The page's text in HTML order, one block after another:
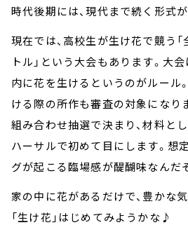
時代後期には、現代まで続く形式
現在では、高校生が生け花で競う
トル」という大会もあります。大
内に花を生けるというのがルール
ける際の所作も審査の対象になり
組み合わせ抽選で決まり、材料と
ハーサルで初めて目にします。想
グが起こる臨場感が醍醐味なんだ
家の中に花があるだけで、豊かな
「生け花」はじめてみようかな♪